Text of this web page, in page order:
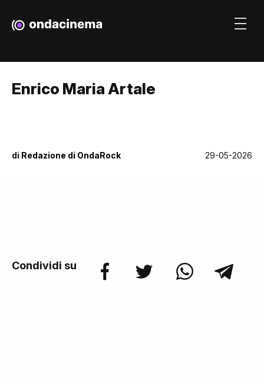
Enrico Maria Artale
di Redazione di OndaRock 29-05-2026
Condividi su